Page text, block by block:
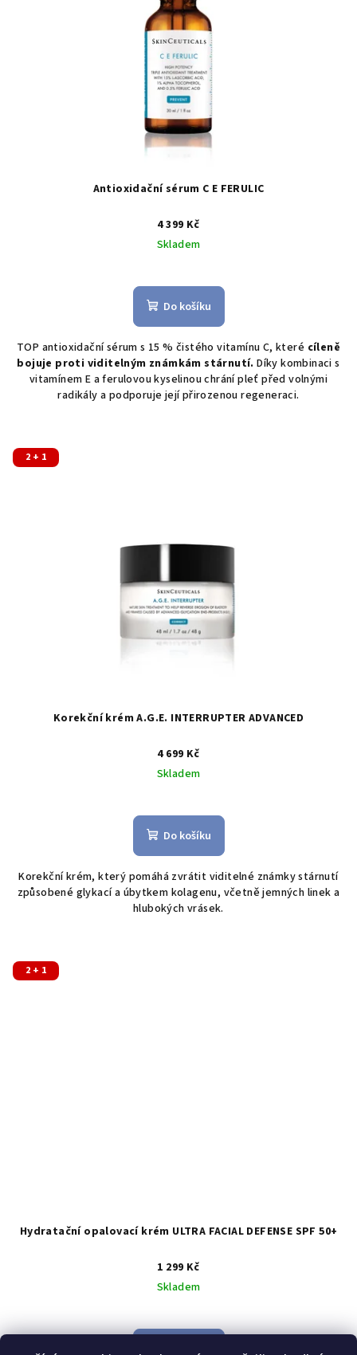
Antioxidační sérum C E FERULIC
4 399 Kč
Skladem
Do košíku
TOP antioxidační sérum s 15 % čistého vitamínu C, které cíleně
bojuje proti viditelným známkám stárnutí. Díky kombinaci s
vitamínem E a ferulovou kyselinou chrání pleť před volnými
radikály a podporuje její přirozenou regeneraci.
2 + 1
Korekční krém A.G.E. INTERRUPTER ADVANCED
4 699 Kč
Skladem
hodnocení
produktu
z
5
hvězdiček.
Do košíku
Korekční krém, který pomáhá zvrátit viditelné známky stárnutí
způsobené glykací a úbytkem kolagenu, včetně jemných linek a
hlubokých vrásek.
2 + 1
Hydratační opalovací krém ULTRA FACIAL DEFENSE SPF 50+
1 299 Kč
Skladem